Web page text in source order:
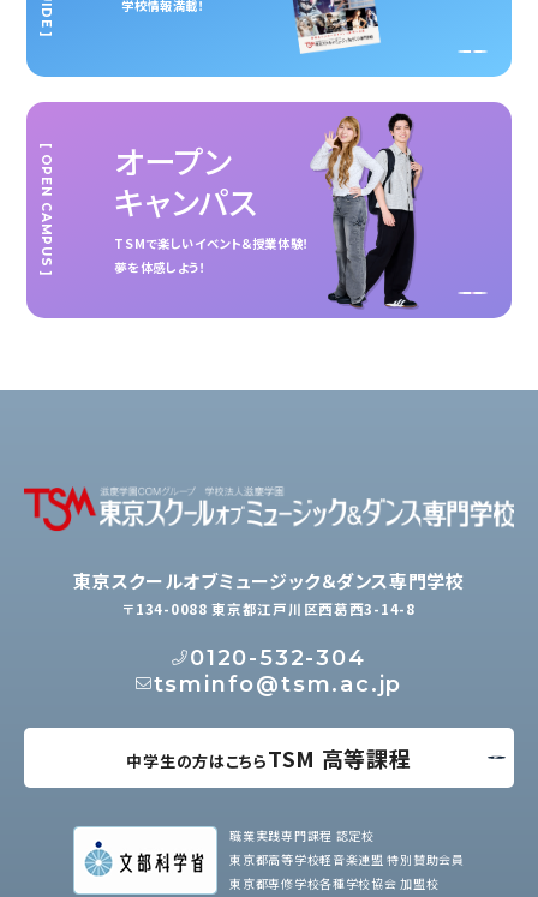
学校情報満載！
オープン
キャンパス
TSMで楽しいイベント＆授業体験！
夢を体感しよう！
[ OPEN CAMPUS ]
東京スクールオブミュージック＆ダンス専門学校
〒134-0088 東京都江戸川区西葛西3-14-8
0120-532-304
tsminfo@tsm.ac.jp
中学生の方はこちらTSM 高等課程
職業実践専門課程 認定校
東京都高等学校軽音楽連盟 特別賛助会員
東京都専修学校各種学校協会 加盟校